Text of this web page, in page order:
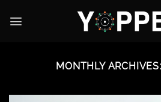
MONTHLY ARCHIVES: